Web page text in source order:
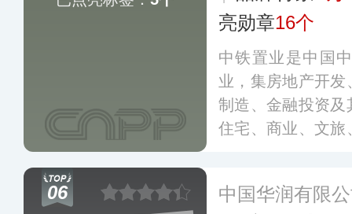
亮勋章16个
中铁置业是中国
业，集房地产开
制造、金融投资
住宅、商业、文
领域。更多
06 中国华润有限